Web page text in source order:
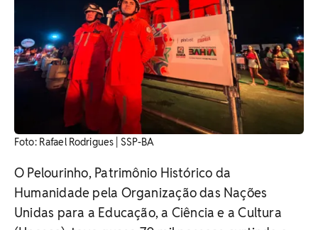
Foto: Rafael Rodrigues | SSP-BA
O Pelourinho, Patrimônio Histórico da
Humanidade pela Organização das Nações
Unidas para a Educação, a Ciência e a Cultura